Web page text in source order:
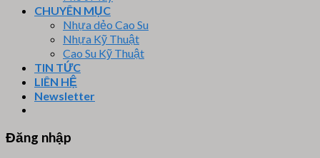
CHUYÊN MỤC
Nhựa dẻo Cao Su
Nhựa Kỹ Thuật
Cao Su Kỹ Thuật
TIN TỨC
LIÊN HỆ
Newsletter
Đăng nhập